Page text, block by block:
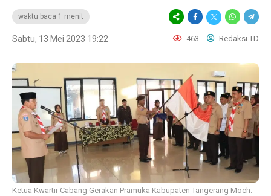
waktu baca 1 menit
Sabtu, 13 Mei 2023 19:22 463 Redaksi TD
Ketua Kwartir Cabang Gerakan Pramuka Kabupaten Tangerang Moch.